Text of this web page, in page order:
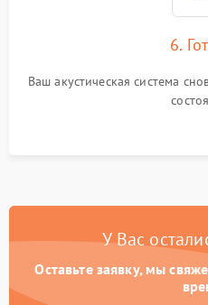
6.
Ваш акустическая система
У Вас
Оставьте заявку, мы